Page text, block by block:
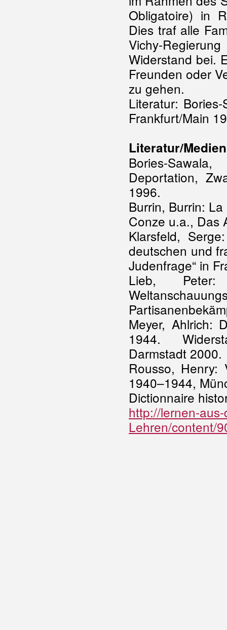
Obligatoire) in
Dies traf alle
Vichy-
Widerstand bei.
Freunden oder
zu gehen.
Literatur:
Frankfurt/Main
Literatur/Medien
Bories-
Deportation,
1996.
Burrin, Burrin:
Conze u.a., Das
Klarsfeld,
deutschen und
Judenfrage“ in
Lieb,
Meyer, Ahlrich:
1944.
Darmstadt 2000.
Rousso, Henry:
1940–1944,
Dictionnaire
http://lernen-
Lehren/content/